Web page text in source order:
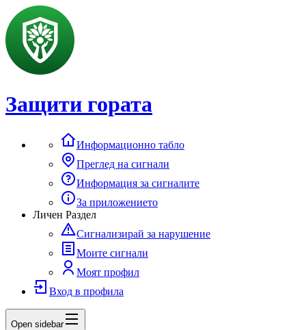
Защити гората
Информационно табло
Преглед на сигнали
Информация за сигналите
За приложението
Личен Раздел
Сигнализирай за нарушение
Моите сигнали
Моят профил
Вход в профила
Open sidebar